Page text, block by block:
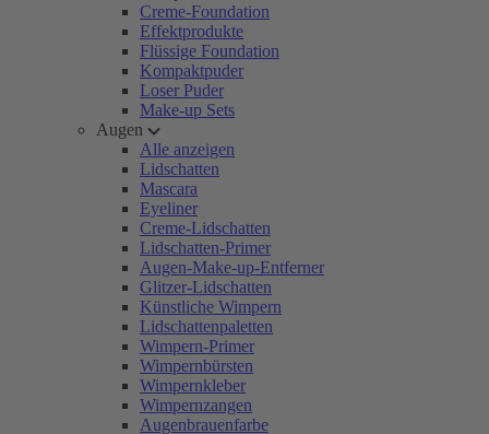
Creme-Foundation
Effektprodukte
Flüssige Foundation
Kompaktpuder
Loser Puder
Make-up Sets
Augen
Alle anzeigen
Lidschatten
Mascara
Eyeliner
Creme-Lidschatten
Lidschatten-Primer
Augen-Make-up-Entferner
Glitzer-Lidschatten
Künstliche Wimpern
Lidschattenpaletten
Wimpern-Primer
Wimpernbürsten
Wimpernkleber
Wimpernzangen
Augenbrauenfarbe